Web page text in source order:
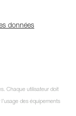
données
Chaque utilisateur doit
des équipements